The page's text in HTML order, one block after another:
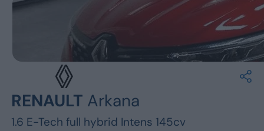
Dacia
Renault
Vedi tutti i marchi
RENAULT Arkana
1.6 E-Tech full hybrid Intens 145cv